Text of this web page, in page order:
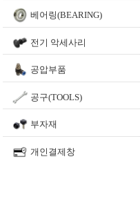
베어링(BEARING)
전기 악세사리
공압부품
공구(TOOLS)
부자재
개인결제창